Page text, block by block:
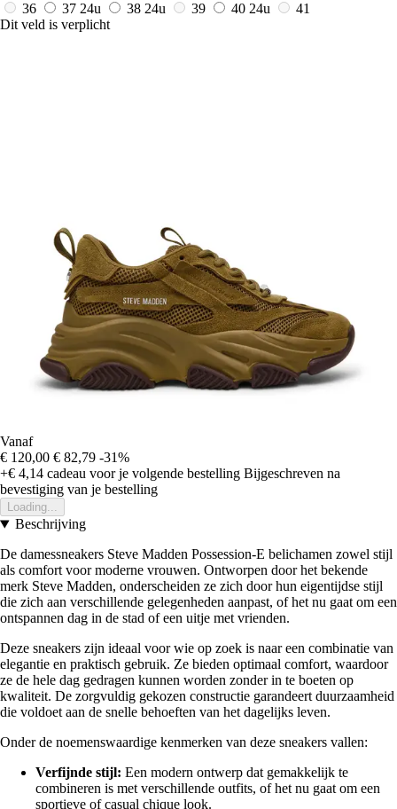
36
37 24u 38 24u 39 40 24u
41
Dit veld is verplicht
Vanaf
€ 120,00 € 82,79 -31%
+€ 4,14 cadeau voor je volgende bestelling Bijgeschreven na
bevestiging van je bestelling
Loading...
Beschrijving
De damessneakers Steve Madden Possession-E belichamen zowel stijl
als comfort voor moderne vrouwen. Ontworpen door het bekende
merk Steve Madden, onderscheiden ze zich door hun eigentijdse stijl
die zich aan verschillende gelegenheden aanpast, of het nu gaat om een
ontspannen dag in de stad of een uitje met vrienden.
Deze sneakers zijn ideaal voor wie op zoek is naar een combinatie van
elegantie en praktisch gebruik. Ze bieden optimaal comfort, waardoor
ze de hele dag gedragen kunnen worden zonder in te boeten op
kwaliteit. De zorgvuldig gekozen constructie garandeert duurzaamheid
die voldoet aan de snelle behoeften van het dagelijks leven.
Onder de noemenswaardige kenmerken van deze sneakers vallen:
Verfijnde stijl: Een modern ontwerp dat gemakkelijk te
combineren is met verschillende outfits, of het nu gaat om een
sportieve of casual chique look.